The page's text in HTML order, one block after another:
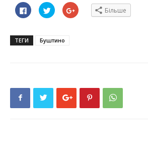
Click
to
share
у
новому
Click
to
share
у
новому
Click
to Більше
ТЕГИ Буштино